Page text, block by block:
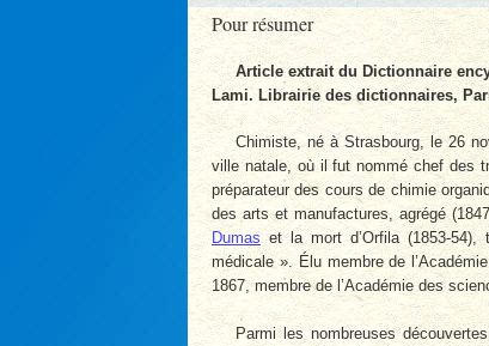
Pour résumer
Article extrait du Dictionnaire
Lami. Librairie des dictionnaires,
Chimiste, né à Strasbourg, le 26
ville natale, où il fut nommé chef des
préparateur des cours de chimie
des arts et manufactures, agrégé
Dumas et la mort d’Orfila (1853-
médicale ». Élu membre de
1867, membre de l’Académie des
Parmi les nombreuses